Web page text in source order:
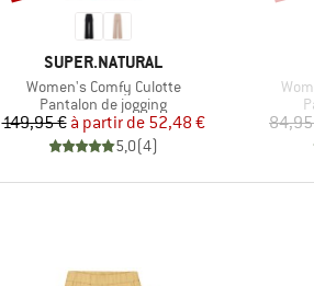
MARQUE
SUPER.NATURAL
Article
Women's Comfy Culotte
Product group
Pantalon de jogging
Prix
149,95 € Prix réduit
à partir de 52,48 €
5,0(4)